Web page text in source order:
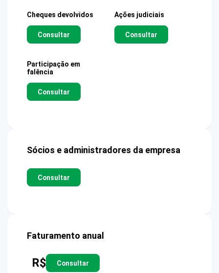
Cheques devolvidos
Consultar
Ações judiciais
Consultar
Participação em
falência
Consultar
Sócios e administradores da empresa
Consultar
Faturamento anual
R$ Consultar